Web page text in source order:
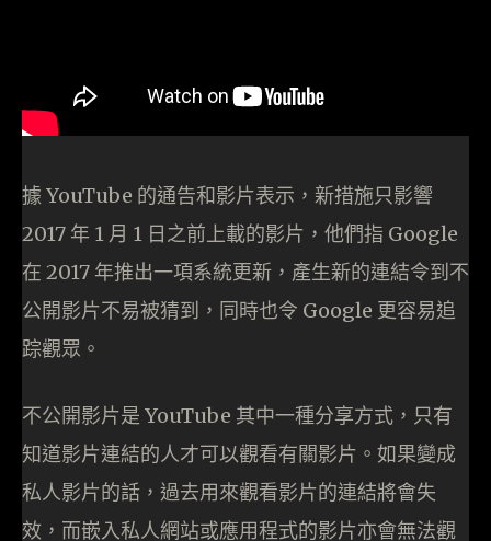
據 YouTube 的通告和影片表示，新措施只影響
2017 年 1 月 1 日之前上載的影片，他們指 Google
在 2017 年推出一項系統更新，產生新的連結令到不
公開影片不易被猜到，同時也令 Google 更容易追
踪觀眾。
不公開影片是 YouTube 其中一種分享方式，只有
知道影片連結的人才可以觀看有關影片。如果變成
私人影片的話，過去用來觀看影片的連結將會失
效，而嵌入私人網站或應用程式的影片亦會無法觀